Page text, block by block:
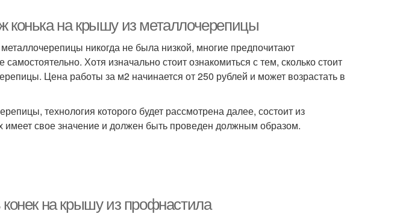
конька на крышу из металлочерепицы
никогда не была низкой, многие предпочитают
Хотя изначально стоит ознакомиться с тем, сколько стоит
Цена работы за м2 начинается от 250 рублей и может возрастать в
технология которого будет рассмотрена далее, состоит из
имеет свое значение и должен быть проведен должным образом.
конек на крышу из профнастила